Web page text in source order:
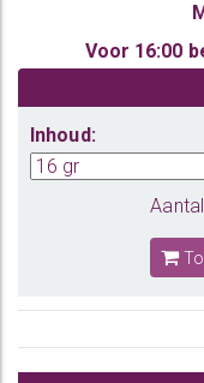
Voor 16:00
Inhoud: